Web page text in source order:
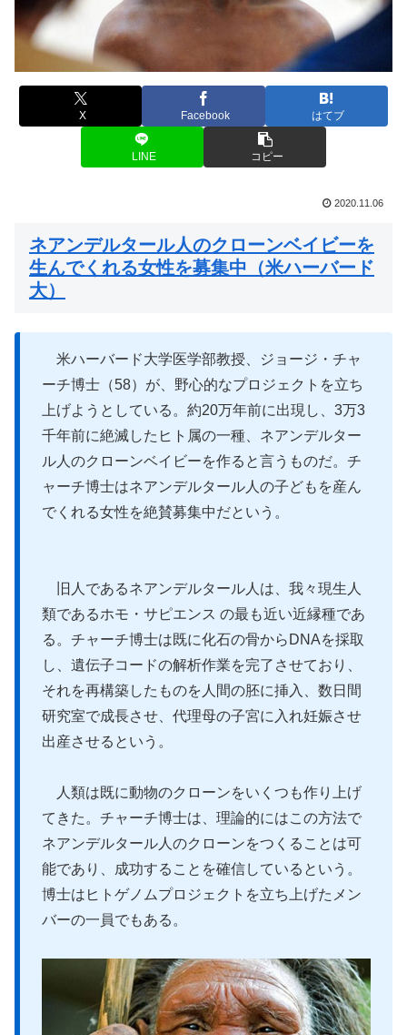
X Facebook はてブ
LINE コピー
2020.11.06
ネアンデルタール人のクローンベイビーを
生んでくれる女性を募集中（米ハーバード
大）
米ハーバード大学医学部教授、ジョージ・チャ
ーチ博士（58）が、野心的なプロジェクトを立ち
上げようとしている。約20万年前に出現し、3万3
千年前に絶滅したヒト属の一種、ネアンデルター
ル人のクローンベイビーを作ると言うものだ。チ
ャーチ博士はネアンデルタール人の子どもを産ん
でくれる女性を絶賛募集中だという。
旧人であるネアンデルタール人は、我々現生人
類であるホモ・サピエンス の最も近い近縁種であ
る。チャーチ博士は既に化石の骨からDNAを採取
し、遺伝子コードの解析作業を完了させており、
それを再構築したものを人間の胚に挿入、数日間
研究室で成長させ、代理母の子宮に入れ妊娠させ
出産させるという。
人類は既に動物のクローンをいくつも作り上げ
てきた。チャーチ博士は、理論的にはこの方法で
ネアンデルタール人のクローンをつくることは可
能であり、成功することを確信しているという。
博士はヒトゲノムプロジェクトを立ち上げたメン
バーの一員でもある。